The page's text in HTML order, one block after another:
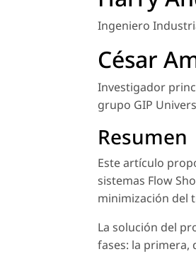
Ingeniero
César
Investigador
grupo GIP
Resumen
Este artículo
sistemas Flow
minimización del
La solución del
fases: la primera,